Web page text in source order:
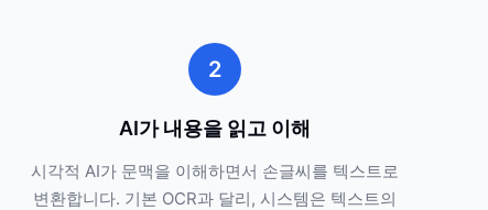
2
AI가 내용을 읽고 이해
시각적 AI가 문맥을 이해하면서 손글씨를 텍스트로
변환합니다. 기본 OCR과 달리, 시스템은 텍스트의